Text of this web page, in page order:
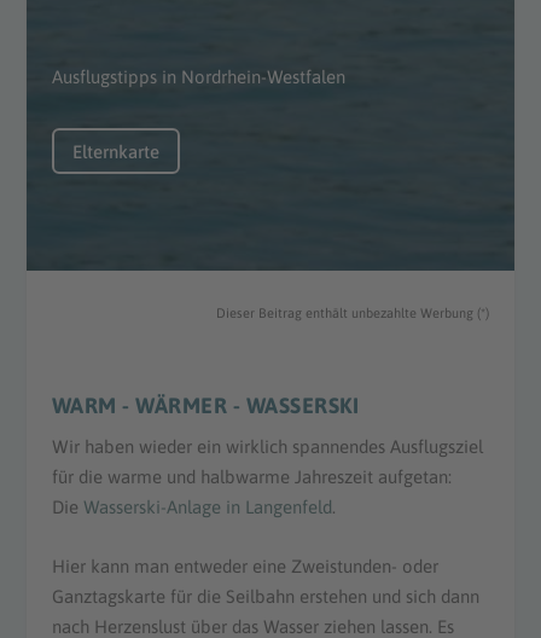
Ausflugstipps in Nordrhein-Westfalen
Elternkarte
Dieser Beitrag enthält unbezahlte Werbung (*)
WARM - WÄRMER - WASSERSKI
Wir haben wieder ein wirklich spannendes Ausflugsziel
für die warme und halbwarme Jahreszeit aufgetan:
Die Wasserski-Anlage in Langenfeld.
Hier kann man entweder eine Zweistunden- oder
Ganztagskarte für die Seilbahn erstehen und sich dann
nach Herzenslust über das Wasser ziehen lassen. Es